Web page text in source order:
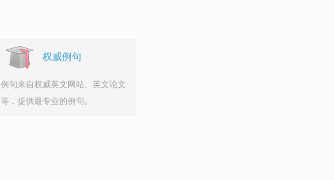
权威例句
例句来自权威英文网站、英文论文
等，提供最专业的例句。